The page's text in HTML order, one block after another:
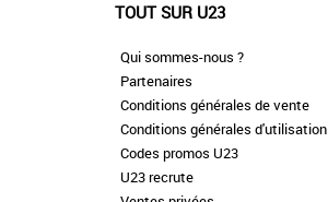
TOUT SUR U23
Qui sommes-nous ?
Partenaires
Conditions générales de vente
Conditions générales d'utilisation
Codes promos U23
U23 recrute